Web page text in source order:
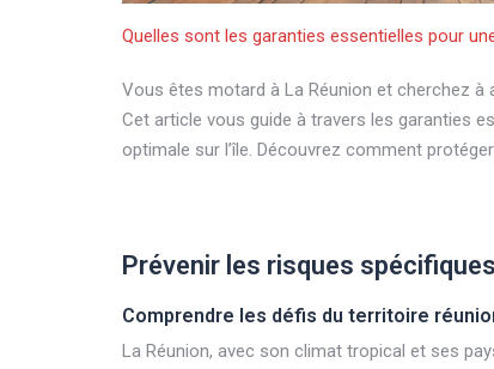
Quelles sont les garanties essentielles pour
Vous êtes motard à La Réunion et cherchez
Cet article vous guide à travers les garanties
optimale sur l’île. Découvrez comment
Prévenir les risques
Comprendre les défis du territoire
La Réunion, avec son climat tropical et ses